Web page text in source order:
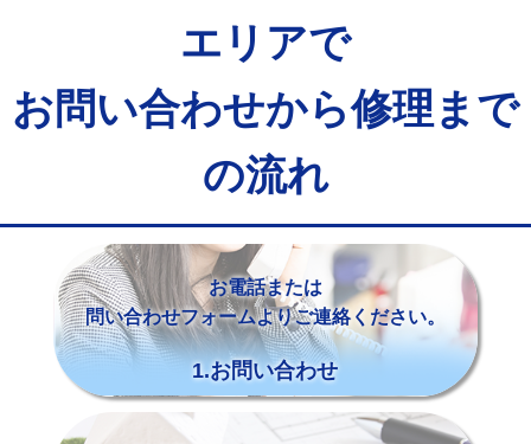
エリアで
お問い合わせから修理まで
の流れ
お電話または
問い合わせフォームよりご連絡ください。
1.お問い合わせ